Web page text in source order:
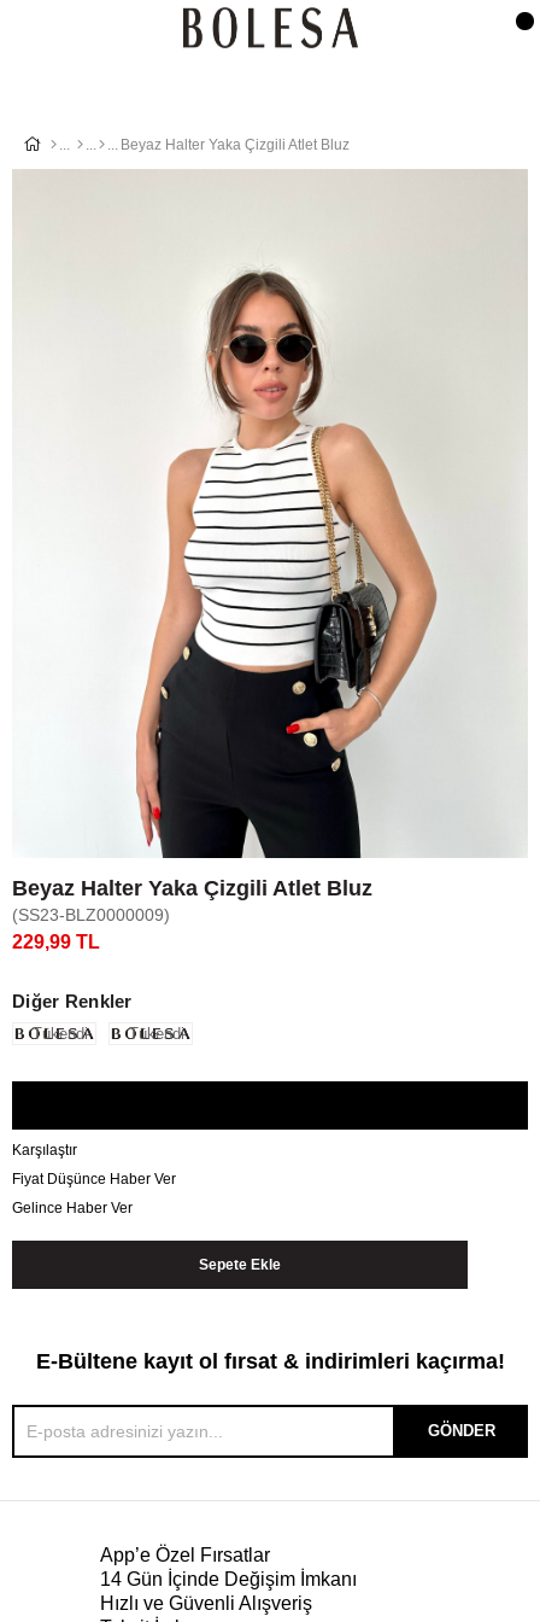
Beyaz Halter Yaka Çizgili Atlet Bluz
Beyaz Halter Yaka Çizgili Atlet Bluz
(SS23-BLZ0000009)
229,99 TL
Diğer Renkler
Tükendi Tükendi
Karşılaştır
Fiyat Düşünce Haber Ver
Gelince Haber Ver
E-Bültene kayıt ol fırsat & indirimleri kaçırma!
GÖNDER
App’e Özel Fırsatlar
14 Gün İçinde Değişim İmkanı
Hızlı ve Güvenli Alışveriş